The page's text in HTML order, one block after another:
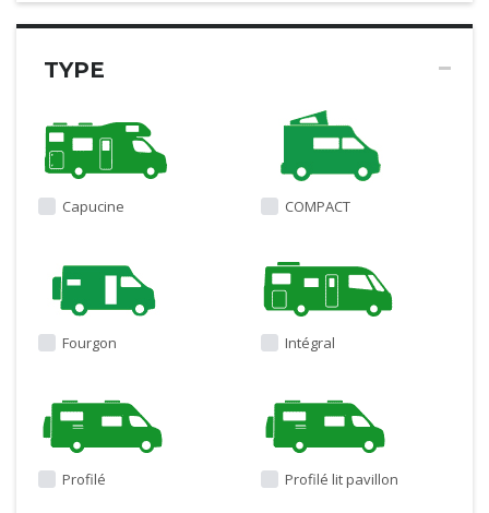
TYPE
Capucine COMPACT
Fourgon Intégral
Profilé Profilé lit pavillon